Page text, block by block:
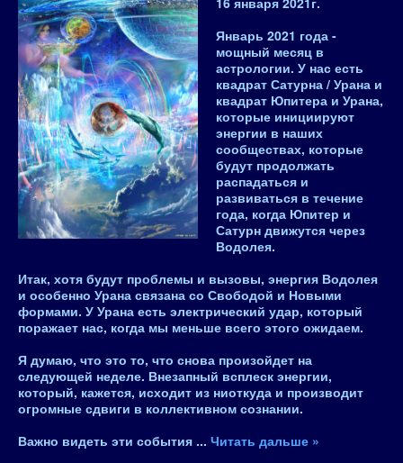
Январь 2021 года -
мощный месяц в
астрологии. У нас есть
квадрат Сатурна / Урана и
квадрат Юпитера и Урана,
которые инициируют
энергии в наших
сообществах, которые
будут продолжать
распадаться и
развиваться в течение
года, когда Юпитер и
Сатурн движутся через
Водолея.
Итак, хотя будут проблемы и вызовы, энергия Водолея
и особенно Урана связана со Свободой и Новыми
формами. У Урана есть электрический удар, который
поражает нас, когда мы меньше всего этого ожидаем.
Я думаю, что это то, что снова произойдет на
следующей неделе. Внезапный всплеск энергии,
который, кажется, исходит из ниоткуда и производит
огромные сдвиги в коллективном сознании.
Важно видеть эти события ... Читать дальше »